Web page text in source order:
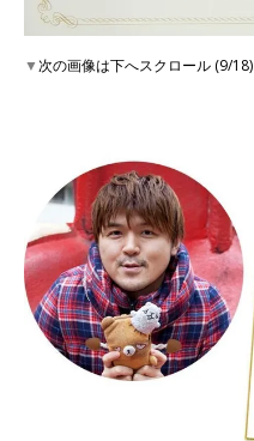
▼次の画像は下へスクロール (9/18)